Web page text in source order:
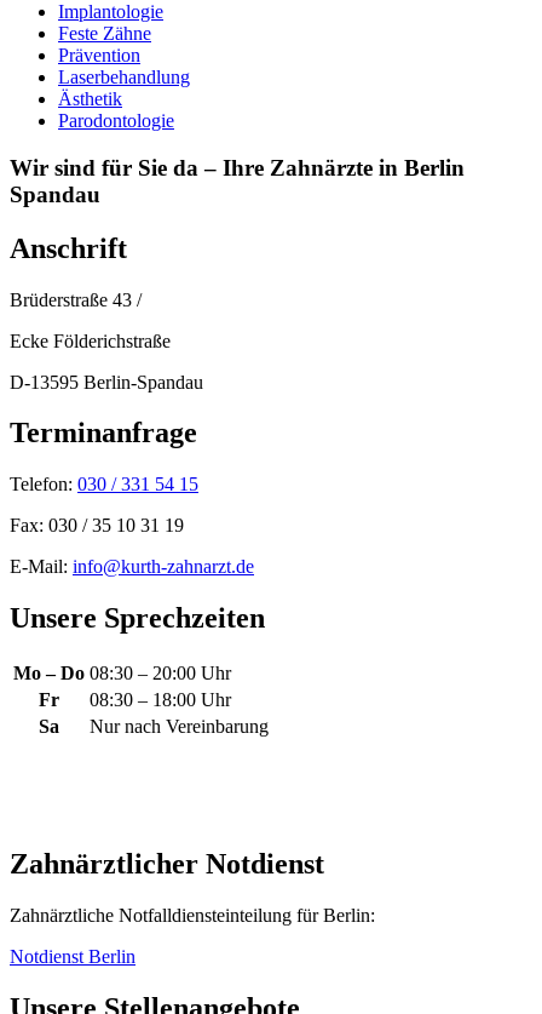
Implantologie
Feste Zähne
Prävention
Laserbehandlung
Ästhetik
Parodontologie
Wir sind für Sie da – Ihre Zahnärzte in Berlin
Spandau
Anschrift
Brüderstraße 43 /
Ecke Földerichstraße
D-13595 Berlin-Spandau
Terminanfrage
Telefon: 030 / 331 54 15
Fax: 030 / 35 10 31 19
E-Mail: info@kurth-zahnarzt.de
Unsere Sprechzeiten
Mo – Do 08:30 – 20:00 Uhr
Fr
08:30 – 18:00 Uhr
Sa
Nur nach Vereinbarung
Zahnärztlicher Notdienst
Zahnärztliche Notfall­dienst­einteilung für Berlin:
Notdienst Berlin